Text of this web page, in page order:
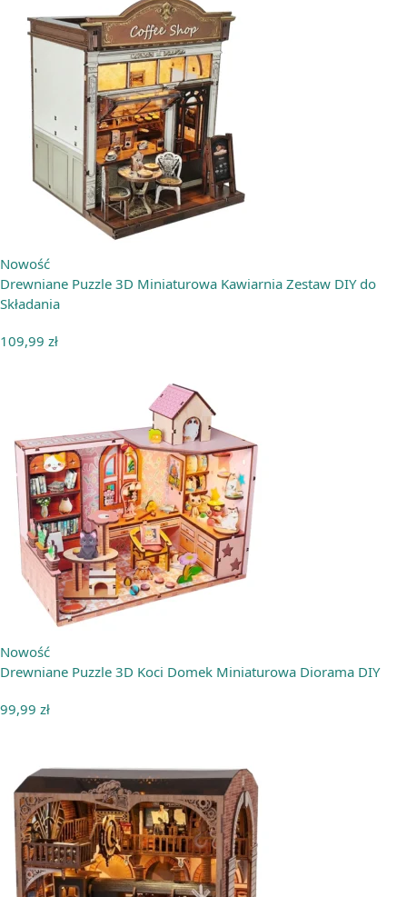
Nowość
Drewniane Puzzle 3D Miniaturowa Kawiarnia Zestaw DIY do
Składania
109,99 zł
Nowość
Drewniane Puzzle 3D Koci Domek Miniaturowa Diorama DIY
99,99 zł